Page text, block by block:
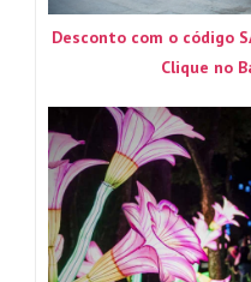
Desconto com o código
Clique no